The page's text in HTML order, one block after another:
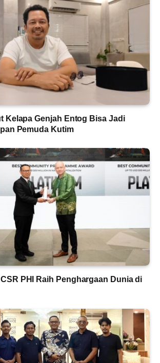
Kelapa Genjah Entog Bisa Jadi
Pemuda Kutim
PHI Raih Penghargaan Dunia di